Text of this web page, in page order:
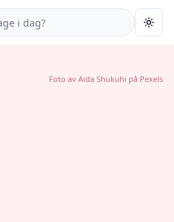
Foto av Aida Shukuhi på Pexels